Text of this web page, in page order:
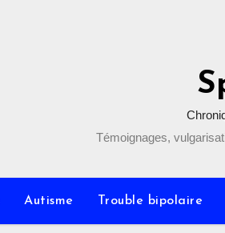
Témoignages,
Autisme Trouble bipolaire